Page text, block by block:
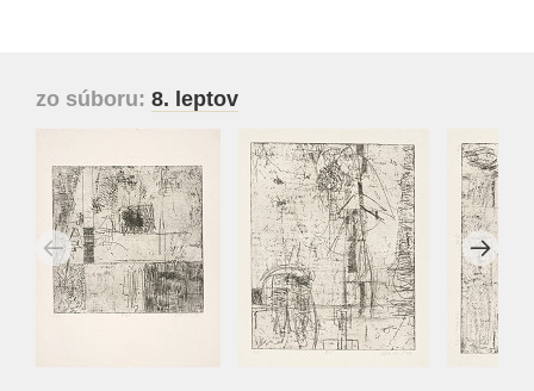
zo súboru: 8. leptov